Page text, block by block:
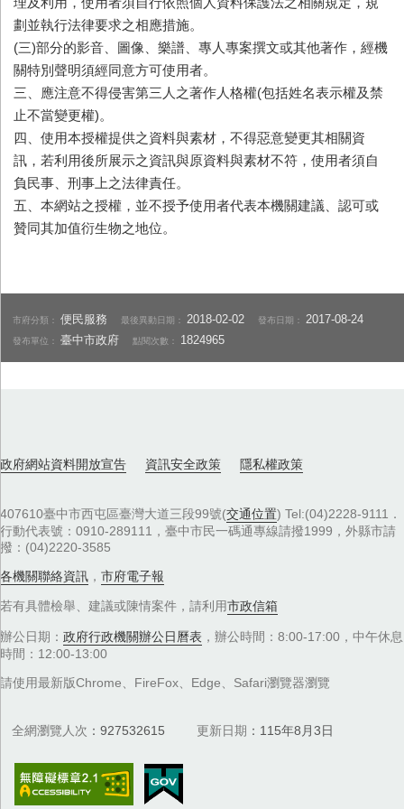
劃並執行法律要求之相應措施。
(三)部分的影音、圖像、樂譜、專人專案撰文或其他著作，經機
關特別聲明須經同意方可使用者。
三、應注意不得侵害第三人之著作人格權(包括姓名表示權及禁
止不當變更權)。
四、使用本授權提供之資料與素材，不得惡意變更其相關資
訊，若利用後所展示之資訊與原資料與素材不符，使用者須自
負民事、刑事上之法律責任。
五、本網站之授權，並不授予使用者代表本機關建議、認可或
贊同其加值衍生物之地位。
市府分類：便民服務 最後異動日期： 2018-02-02 發布日期： 2017-08-24
發布單位：臺中市政府 點閱次數： 1824965
政府網站資料開放宣告 資訊安全政策 隱私權政策
407610臺中市西屯區臺灣大道三段99號(交通位置) Tel:(04)2228-9111．
行動代表號：0910-289111，臺中市民一碼通專線請撥1999，外縣市請
撥：(04)2220-3585
各機關聯絡資訊 ， 市府電子報
若有具體檢舉、建議或陳情案件，請利用市政信箱
辦公日期： 政府行政機關辦公日曆表 ，辦公時間：8:00-17:00，中午休息
時間：12:00-13:00
請使用最新版Chrome、FireFox、Edge、Safari瀏覽器瀏覽
全網瀏覽人次 927532615 更新日期 115年8月3日